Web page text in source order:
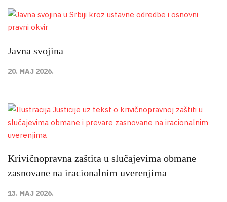
Javna svojina
20. MAJ 2026.
Krivičnopravna zaštita u slučajevima obmane
zasnovane na iracionalnim uverenjima
13. MAJ 2026.